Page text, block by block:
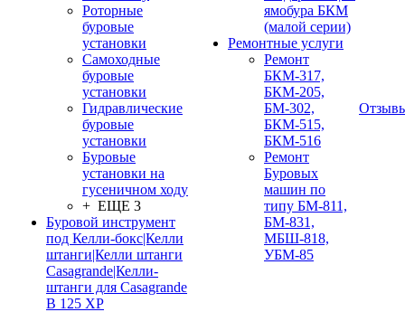
Роторные
буровые
установки
Самоходные
буровые
установки
Гидравлические
буровые
установки
Буровые
установки на
гусеничном ходу
+ ЕЩЕ 3
Буровой инструмент
под Келли-бокс|Келли
штанги|Келли штанги
Casagrande|Келли-
штанги для Casagrande
B 125 XP
ямобура БКМ
(малой серии)
Ремонтные услуги
Ремонт
БКМ-317,
БКМ-205,
БМ-302,
БКМ-515,
БКМ-516
Ремонт
Буровых
машин по
типу БМ-811,
БМ-831,
МБШ-818,
УБМ-85